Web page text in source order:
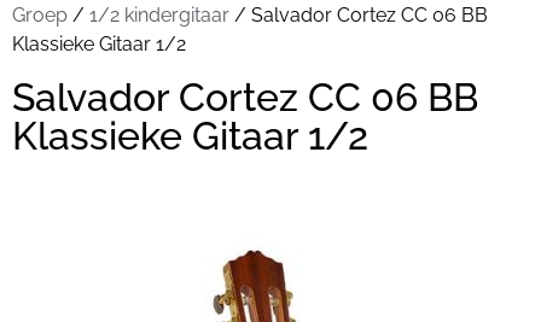
Groep / 1/2 kindergitaar / Salvador Cortez CC 06 BB
Klassieke Gitaar 1/2
Salvador Cortez CC 06 BB
Klassieke Gitaar 1/2